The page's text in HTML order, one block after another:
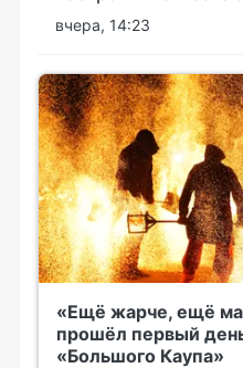
вчера, 14:23
«Ещё жарче, ещё
прошёл первый
«Большого Каупа»